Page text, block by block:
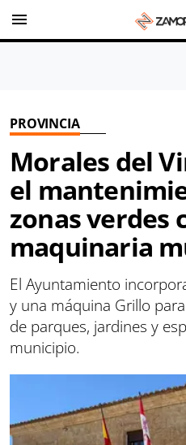
menu
PROVINCIA
Morales del
el
zonas verdes
maquinaria
El Ayuntamiento
y una máquina Grillo
de parques, jardines y
municipio.